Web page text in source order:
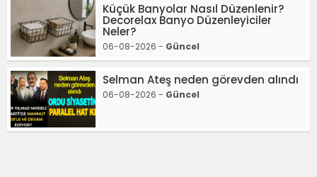
Küçük Banyolar Nasıl Düzenlenir?
Decorelax Banyo Düzenleyiciler
Neler?
06-08-2026 - Güncel
Selman Ateş neden görevden alındı
06-08-2026 - Güncel